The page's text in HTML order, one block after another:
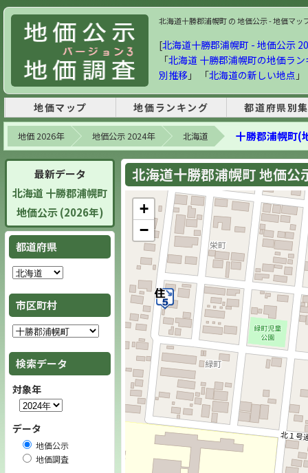
北海道十勝郡浦幌町 の 地価公示 - 地価マッ
[北海道十勝郡浦幌町 - 地価公示
「北海道 十勝郡浦幌町の地価ラ
別推移 」 「北海道の新しい地点
地価マップ 地価ランキング 都道府県別
地価 2026年 地価公示 2024年 北海道 十勝郡浦幌町(
最新データ
北海道 十勝郡浦幌町
地価公示 (2026年)
都道府県
市区町村
検索データ
対象年
データ
地価公示
地価調査
北海道十勝郡浦幌町 地価
+
−